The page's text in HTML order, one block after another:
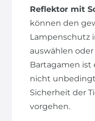
Reflektor mit
können den
Lampenschutz
auswählen
Bartagamen ist
nicht
Sicherheit der
vorgehen.